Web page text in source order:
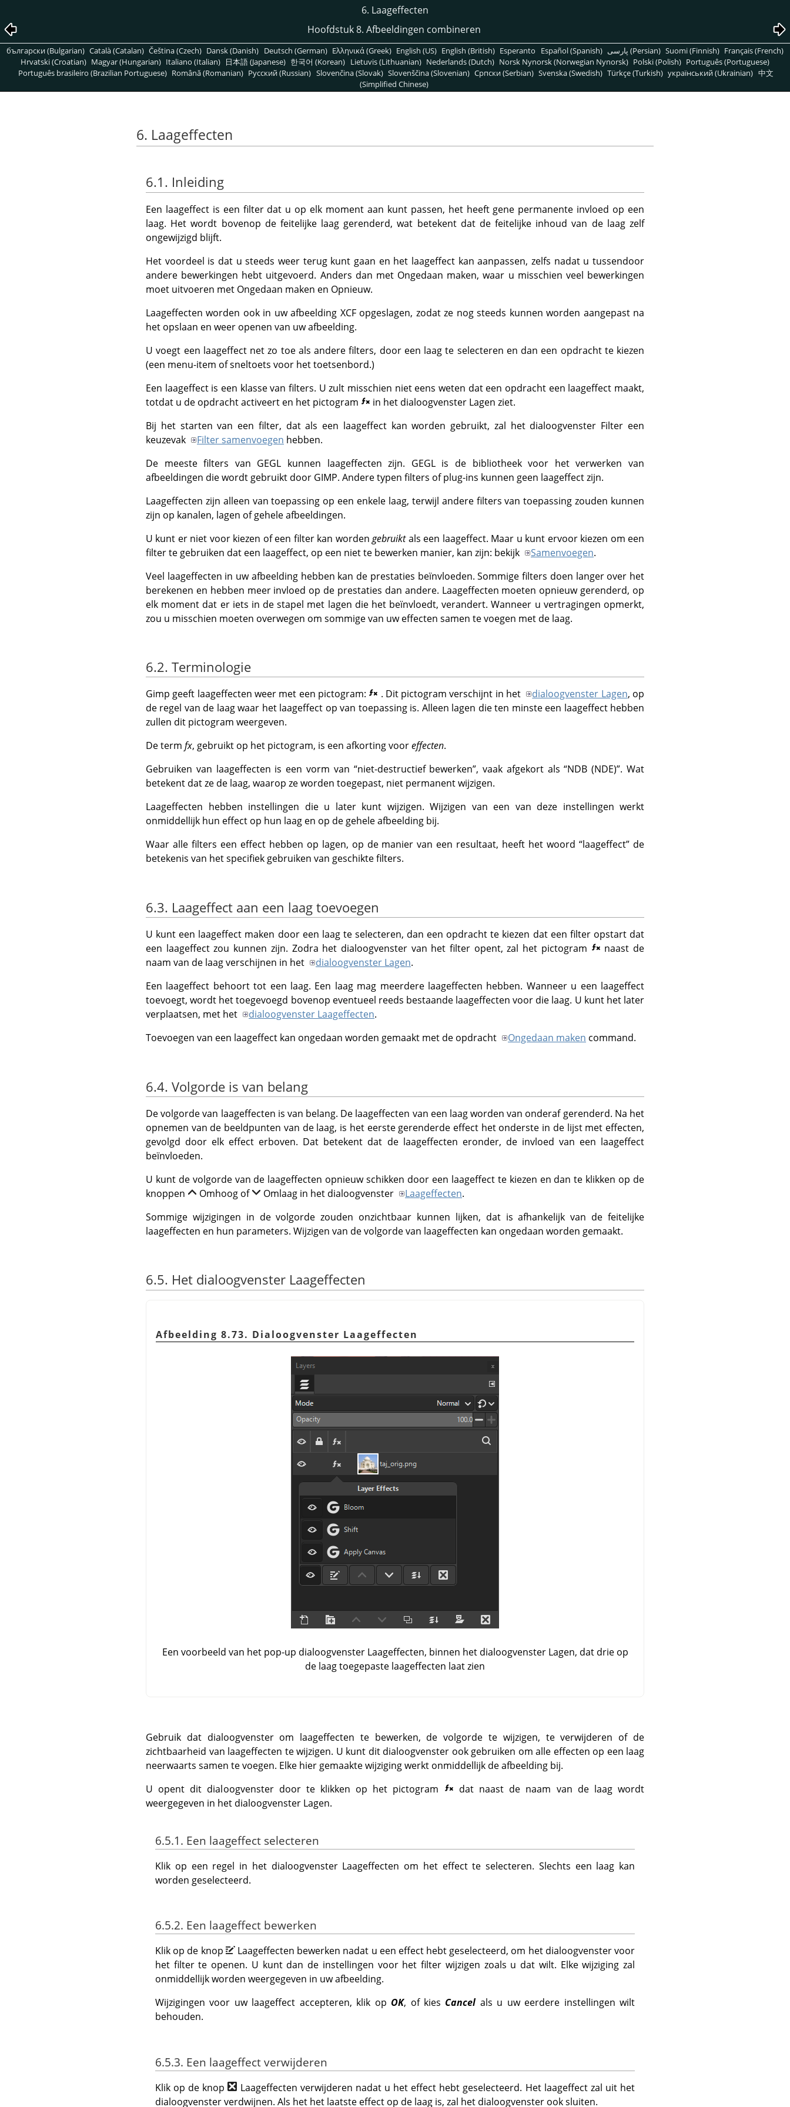
6. Laageffecten
Hoofdstuk 8. Afbeeldingen combineren
български (Bulgarian) Català (Catalan) Čeština (Czech) Dansk (Danish) Deutsch (German) Ελληνικά (Greek) English (US) English (British) Esperanto Español (Spanish) پارسی (Persian) Suomi (Finnish) Français (French)
Hrvatski (Croatian) Magyar (Hungarian) Italiano (Italian) 日本語 (Japanese) 한국어 (Korean) Lietuvis (Lithuanian) Nederlands (Dutch) Norsk Nynorsk (Norwegian Nynorsk) Polski (Polish) Português (Portuguese)
Português brasileiro (Brazilian Portuguese) Română (Romanian) Pусский (Russian) Slovenčina (Slovak) Slovenščina (Slovenian) Српски (Serbian) Svenska (Swedish) Türkçe (Turkish) український (Ukrainian) 中文
(Simplified Chinese)
6. Laageffecten
6.1. Inleiding
Een laageffect is een filter dat u op elk moment aan kunt passen, het heeft gene permanente invloed op een
laag. Het wordt bovenop de feitelijke laag gerenderd, wat betekent dat de feitelijke inhoud van de laag zelf
ongewijzigd blijft.
Het voordeel is dat u steeds weer terug kunt gaan en het laageffect kan aanpassen, zelfs nadat u tussendoor
andere bewerkingen hebt uitgevoerd. Anders dan met Ongedaan maken, waar u misschien veel bewerkingen
moet uitvoeren met Ongedaan maken en Opnieuw.
Laageffecten worden ook in uw afbeelding XCF opgeslagen, zodat ze nog steeds kunnen worden aangepast na
het opslaan en weer openen van uw afbeelding.
U voegt een laageffect net zo toe als andere filters, door een laag te selecteren en dan een opdracht te kiezen
(een menu-item of sneltoets voor het toetsenbord.)
Een laageffect is een klasse van filters. U zult misschien niet eens weten dat een opdracht een laageffect maakt,
totdat u de opdracht activeert en het pictogram
in het dialoogvenster Lagen ziet.
Bij het starten van een filter, dat als een laageffect kan worden gebruikt, zal het dialoogvenster Filter een
keuzevak
Filter samenvoegen hebben.
De meeste filters van GEGL kunnen laageffecten zijn. GEGLis de bibliotheek voor het verwerken van
afbeeldingen die wordt gebruikt door GIMP. Andere typen filters of plug-ins kunnen geen laageffect zijn.
Laageffecten zijn alleen van toepassing op een enkele laag, terwijl andere filters van toepassing zouden kunnen
zijn op kanalen, lagen of gehele afbeeldingen.
U kunt er niet voor kiezen of een filter kan wordengebruiktals een laageffect. Maar u kunt ervoor kiezen om een
filter te gebruiken dat een laageffect, op een niet te bewerken manier, kan zijn: bekijk
Samenvoegen.
Veel laageffecten in uw afbeelding hebben kan de prestaties beïnvloeden. Sommige filters doen langer over het
berekenen en hebben meer invloed op de prestaties dan andere. Laageffecten moeten opnieuw gerenderd, op
elk moment dat er iets in de stapel met lagen die het beïnvloedt, verandert. Wanneer u vertragingen opmerkt,
zou u misschien moeten overwegen om sommige van uw effecten samen te voegen met de laag.
6.2. Terminologie
Gimp geeft laageffecten weer met een pictogram: . Dit pictogram verschijnt in het dialoogvenster Lagen, op
de regel van de laag waar het laageffect op van toepassing is. Alleen lagen die ten minste een laageffect hebben
zullen dit pictogram weergeven.
De term fx, gebruikt op het pictogram, is een afkorting vooreffecten.
Gebruiken van laageffecten is een vorm van “niet-destructief bewerken”, vaak afgekort als“NDB (NDE)”. Wat
betekent dat ze de laag, waarop ze worden toegepast, niet permanent wijzigen.
Laageffecten hebben instellingen die u later kunt wijzigen. Wijzigen van een van deze instellingen werkt
onmiddellijk hun effect op hun laag en op de gehele afbeelding bij.
Waar alle filters een effect hebben op lagen, op de manier van een resultaat, heeft het woord“laageffect” de
betekenis van het specifiek gebruiken van geschikte filters.
6.3. Laageffect aan een laag toevoegen
U kunt een laageffect maken door een laag te selecteren, dan een opdracht te kiezen dat een filter opstart dat
een laageffect zou kunnen zijn. Zodra het dialoogvenster van het filter opent, zal het pictogram
naast de
naam van de laag verschijnen in het
dialoogvenster Lagen.
Een laageffect behoort tot een laag. Een laag mag meerdere laageffecten hebben. Wanneer u een laageffect
toevoegt, wordt het toegevoegd bovenop eventueel reeds bestaande laageffecten voor die laag. U kunt het later
verplaatsen, met het
dialoogvenster Laageffecten.
Toevoegen van een laageffect kan ongedaan worden gemaakt met de opdracht
Ongedaan maken command.
6.4. Volgorde is van belang
De volgorde van laageffecten is van belang. De laageffecten van een laag worden van onderaf gerenderd. Na het
opnemen van de beeldpunten van de laag, is het eerste gerenderde effect het onderste in de lijst met effecten,
gevolgd door elk effect erboven. Dat betekent dat de laageffecten eronder, de invloed van een laageffect
beïnvloeden.
U kunt de volgorde van de laageffecten opnieuw schikken door een laageffect te kiezen en dan te klikken op de
knoppen
Omhoog of Omlaag in het dialoogvenster Laageffecten.
Sommige wijzigingen in de volgorde zouden onzichtbaar kunnen lijken, dat is afhankelijk van de feitelijke
laageffecten en hun parameters. Wijzigen van de volgorde van laageffecten kan ongedaan worden gemaakt.
6.5. Het dialoogvenster Laageffecten
Afbeelding 8.73. Dialoogvenster Laageffecten
Een voorbeeld van het pop-up dialoogvenster Laageffecten, binnen het dialoogvenster Lagen, dat drie op
de laag toegepaste laageffecten laat zien
Gebruik dat dialoogvenster om laageffecten te bewerken, de volgorde te wijzigen, te verwijderen of de
zichtbaarheid van laageffecten te wijzigen. U kunt dit dialoogvenster ook gebruiken om alle effecten op een laag
neerwaarts samen te voegen. Elke hier gemaakte wijziging werkt onmiddellijk de afbeelding bij.
U opent dit dialoogvenster door te klikken op het pictogram
dat naast de naam van de laag wordt
weergegeven in het dialoogvenster Lagen.
6.5.1. Een laageffect selecteren
Klik op een regel in het dialoogvenster Laageffecten om het effect te selecteren. Slechts een laag kan
worden geselecteerd.
6.5.2. Een laageffect bewerken
Klik op de knop
Laageffecten bewerken nadat u een effect hebt geselecteerd, om het dialoogvenster voor
het filter te openen. U kunt dan de instellingen voor het filter wijzigen zoals u dat wilt. Elke wijziging zal
onmiddellijk worden weergegeven in uw afbeelding.
Wijzigingen voor uw laageffect accepteren, klik op OK, of kies Cancelals u uw eerdere instellingen wilt
behouden.
6.5.3. Een laageffect verwijderen
Klik op de knop
Laageffecten verwijderen nadat u het effect hebt geselecteerd. Het laageffect zal uit het
dialoogvenster verdwijnen. Als het het laatste effect op de laag is, zal het dialoogvenster ook sluiten.